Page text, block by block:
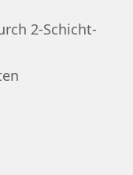
2-Schicht-